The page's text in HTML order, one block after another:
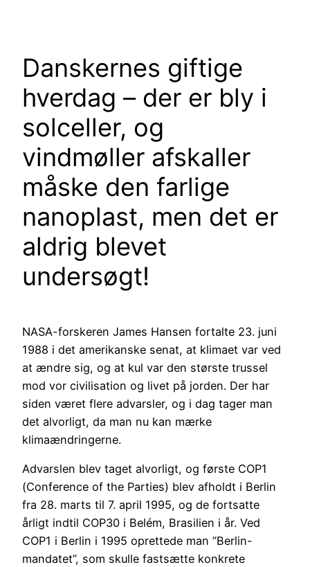
Danskernes giftige
hverdag – der er bly i
solceller, og
vindmøller afskaller
måske den farlige
nanoplast, men det er
aldrig blevet
undersøgt!
NASA-forskeren James Hansen fortalte 23. juni
1988 i det amerikanske senat, at klimaet var ved
at ændre sig, og at kul var den største trussel
mod vor civilisation og livet på jorden. Der har
siden været flere advarsler, og i dag tager man
det alvorligt, da man nu kan mærke
klimaændringerne.
Advarslen blev taget alvorligt, og første COP1
(Conference of the Parties) blev afholdt i Berlin
fra 28. marts til 7. april 1995, og de fortsatte
årligt indtil COP30 i Belém, Brasilien i år. Ved
COP1 i Berlin i 1995 oprettede man ”Berlin-
mandatet”, som skulle fastsætte konkrete